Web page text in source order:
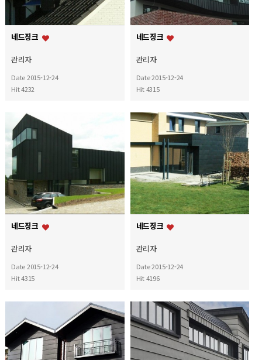
네드징크
관리자
Date 2015-12-24
Hit 4232
네드징크
관리자
Date 2015-12-24
Hit 4315
네드징크
관리자
Date 2015-12-24
Hit 4315
네드징크
관리자
Date 2015-12-24
Hit 4196